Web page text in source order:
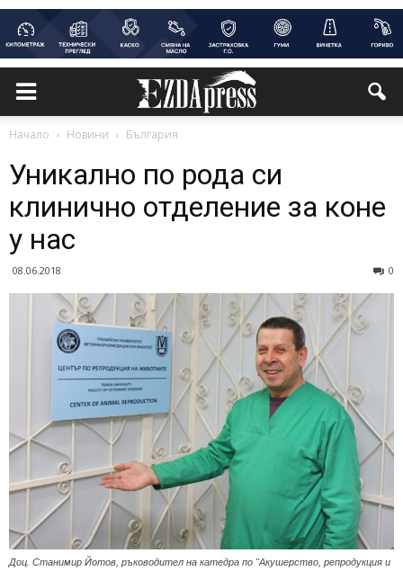
Начало Новини България
Уникално по рода си
клинично отделение за коне
у нас
08.06.2018 0
Доц. Станимир Йотов, ръководител на катедра по "Акушерство, репродукция и